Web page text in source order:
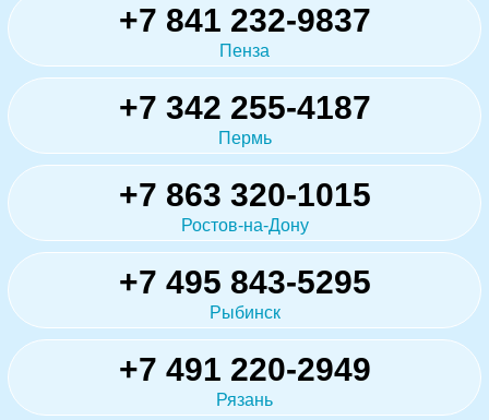
+7 841 232-9837
Пенза
+7 342 255-4187
Пермь
+7 863 320-1015
Ростов-на-Дону
+7 495 843-5295
Рыбинск
+7 491 220-2949
Рязань